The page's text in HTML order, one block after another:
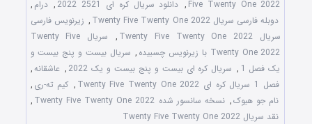
Five Twenty One 2022
, دانلود سریال کره ای 2521 2022 , درام ,
دوبله فارسی سریال Twenty Five Twenty One 2022
, زیرنویس فارسی
سریال Twenty Five Twenty One 2022
,
سریال Twenty Five
Twenty One 2022 با زیرنویس چسبیده
, سریال بیست و پنج بیست و
یک فصل 1
, سریال کره ای بیست و پنج بیست و یک 2022 , عاشقانه,
فصل 1 سریال کره ای Twenty Five Twenty One 2022
, کیم ته-ری ,
نام جو هیوک, نسخه سانسور شده Twenty Five Twenty One 2022
,
نقد سریال Twenty Five Twenty One 2022